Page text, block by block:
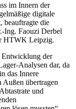
im Innern der
digitale
beauftragte die
Ing. Faouzi Derbel
HTWK Leipzig.
Entwicklung der
Analysen dar, da
das Innere
Außen übertragen
und